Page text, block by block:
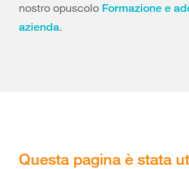
nostro opuscolo Formazione e
azienda.
Questa pagina è stata